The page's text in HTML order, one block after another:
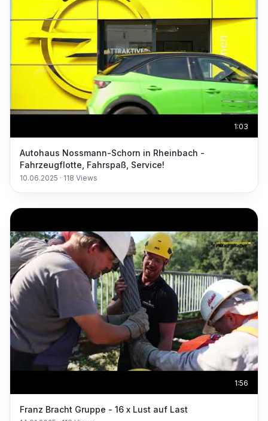
1:03
Autohaus Nossmann-Schorn in Rheinbach -
Fahrzeugflotte, Fahrspaß, Service!
10.06.2025 · 118 Views
1:56
Franz Bracht Gruppe - 16 x Lust auf Last